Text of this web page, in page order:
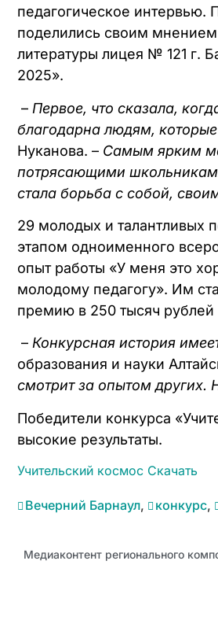
педагогическое интервью.
поделились своим мнением
литературы лицея № 121 г.
2025».
– Первое, что сказала,
благодарна людям,
Нуканова. – Самым ярким
потрясающими
стала борьба с собой,
29 молодых и талантливых
этапом одноименного
опыт работы «У меня это
молодому педагогу». Им
премию в 250 тысяч рублей
– Конкурсная история
образования и науки
смотрит за опытом других.
Победители конкурса
высокие результаты.
Учительский космос Скачать
Вечерний Барнаул, конкурс,